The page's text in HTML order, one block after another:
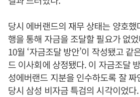
당시 에버랜드의 재무 상태는 양호
행을 통해 자금을 조달할 필요가 없
10월 ‘자금조달 방안’이 작성됐고 같
드 이사회에 상정됐다. 이 자금조달
성에버랜드 지분을 인수하도록 잘
당시 삼성 비자금 특검의 시각이었다.